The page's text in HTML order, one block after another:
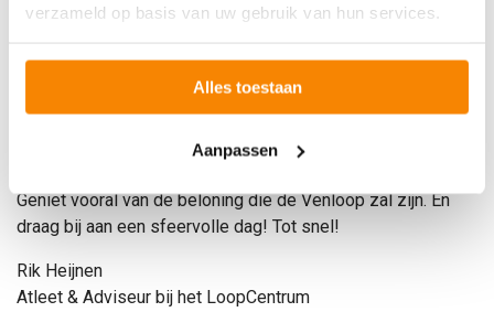
verzameld op basis van uw gebruik van hun services.
Alles toestaan
Aanpassen
gewoon weer een kans is. Het stellen van (nieuwe) doelen
helpt daarbij enorm.
Geniet vooral van de beloning die de Venloop zal zijn. En
draag bij aan een sfeervolle dag! Tot snel!
Rik Heijnen
Atleet & Adviseur bij het LoopCentrum